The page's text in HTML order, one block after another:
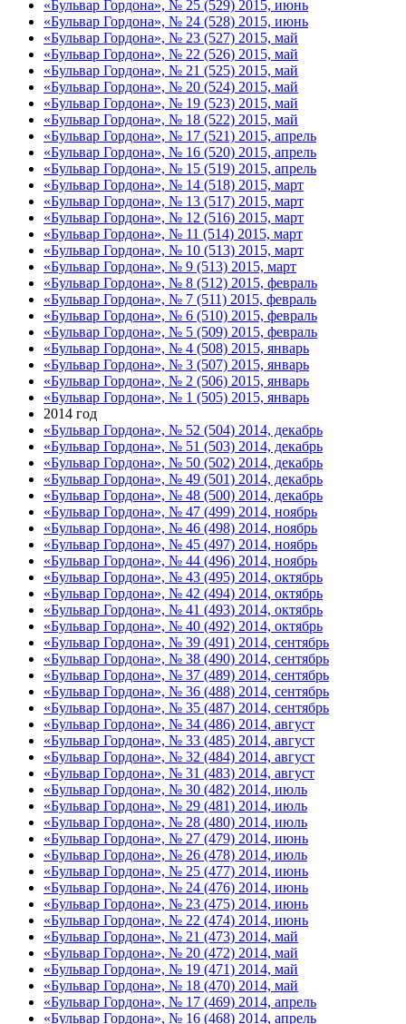
«Бульвар Гордона», № 25 (529) 2015, июнь
«Бульвар Гордона», № 24 (528) 2015, июнь
«Бульвар Гордона», № 23 (527) 2015, май
«Бульвар Гордона», № 22 (526) 2015, май
«Бульвар Гордона», № 21 (525) 2015, май
«Бульвар Гордона», № 20 (524) 2015, май
«Бульвар Гордона», № 19 (523) 2015, май
«Бульвар Гордона», № 18 (522) 2015, май
«Бульвар Гордона», № 17 (521) 2015, апрель
«Бульвар Гордона», № 16 (520) 2015, апрель
«Бульвар Гордона», № 15 (519) 2015, апрель
«Бульвар Гордона», № 14 (518) 2015, март
«Бульвар Гордона», № 13 (517) 2015, март
«Бульвар Гордона», № 12 (516) 2015, март
«Бульвар Гордона», № 11 (514) 2015, март
«Бульвар Гордона», № 10 (513) 2015, март
«Бульвар Гордона», № 9 (513) 2015, март
«Бульвар Гордона», № 8 (512) 2015, февраль
«Бульвар Гордона», № 7 (511) 2015, февраль
«Бульвар Гордона», № 6 (510) 2015, февраль
«Бульвар Гордона», № 5 (509) 2015, февраль
«Бульвар Гордона», № 4 (508) 2015, январь
«Бульвар Гордона», № 3 (507) 2015, январь
«Бульвар Гордона», № 2 (506) 2015, январь
«Бульвар Гордона», № 1 (505) 2015, январь
2014 год
«Бульвар Гордона», № 52 (504) 2014, декабрь
«Бульвар Гордона», № 51 (503) 2014, декабрь
«Бульвар Гордона», № 50 (502) 2014, декабрь
«Бульвар Гордона», № 49 (501) 2014, декабрь
«Бульвар Гордона», № 48 (500) 2014, декабрь
«Бульвар Гордона», № 47 (499) 2014, ноябрь
«Бульвар Гордона», № 46 (498) 2014, ноябрь
«Бульвар Гордона», № 45 (497) 2014, ноябрь
«Бульвар Гордона», № 44 (496) 2014, ноябрь
«Бульвар Гордона», № 43 (495) 2014, октябрь
«Бульвар Гордона», № 42 (494) 2014, октябрь
«Бульвар Гордона», № 41 (493) 2014, октябрь
«Бульвар Гордона», № 40 (492) 2014, октябрь
«Бульвар Гордона», № 39 (491) 2014, сентябрь
«Бульвар Гордона», № 38 (490) 2014, сентябрь
«Бульвар Гордона», № 37 (489) 2014, сентябрь
«Бульвар Гордона», № 36 (488) 2014, сентябрь
«Бульвар Гордона», № 35 (487) 2014, сентябрь
«Бульвар Гордона», № 34 (486) 2014, август
«Бульвар Гордона», № 33 (485) 2014, август
«Бульвар Гордона», № 32 (484) 2014, август
«Бульвар Гордона», № 31 (483) 2014, август
«Бульвар Гордона», № 30 (482) 2014, июль
«Бульвар Гордона», № 29 (481) 2014, июль
«Бульвар Гордона», № 28 (480) 2014, июль
«Бульвар Гордона», № 27 (479) 2014, июнь
«Бульвар Гордона», № 26 (478) 2014, июль
«Бульвар Гордона», № 25 (477) 2014, июнь
«Бульвар Гордона», № 24 (476) 2014, июнь
«Бульвар Гордона», № 23 (475) 2014, июнь
«Бульвар Гордона», № 22 (474) 2014, июнь
«Бульвар Гордона», № 21 (473) 2014, май
«Бульвар Гордона», № 20 (472) 2014, май
«Бульвар Гордона», № 19 (471) 2014, май
«Бульвар Гордона», № 18 (470) 2014, май
«Бульвар Гордона», № 17 (469) 2014, апрель
«Бульвар Гордона», № 16 (468) 2014, апрель